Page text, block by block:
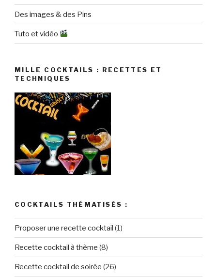
Des images & des Pins
Tuto et vidéo
MILLE COCKTAILS : RECETTES ET
TECHNIQUES
COCKTAILS THÉMATISÉS :
Proposer une recette cocktail (1)
Recette cocktail à thème (8)
Recette cocktail de soirée (26)